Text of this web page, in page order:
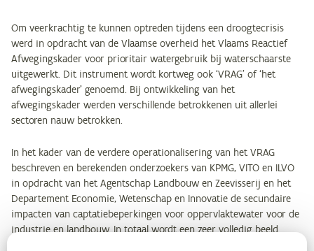
Om veerkrachtig te kunnen optreden tijdens een droogtecrisis
werd in opdracht van de Vlaamse overheid het Vlaams Reactief
Afwegingskader voor prioritair watergebruik bij waterschaarste
uitgewerkt. Dit instrument wordt kortweg ook ‘VRAG’ of ‘het
afwegingskader’ genoemd. Bij ontwikkeling van het
afwegingskader werden verschillende betrokkenen uit allerlei
sectoren nauw betrokken.
In het kader van de verdere operationalisering van het VRAG
beschreven en berekenden onderzoekers van KPMG, VITO en ILVO
in opdracht van het Agentschap Landbouw en Zeevisserij en het
Departement Economie, Wetenschap en Innovatie de secundaire
impacten van captatiebeperkingen voor oppervlaktewater voor de
industrie en landbouw. In totaal wordt een zeer volledig beeld